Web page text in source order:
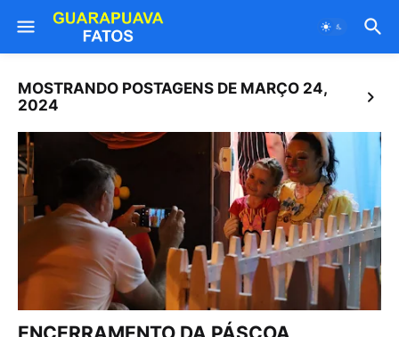
MOSTRANDO POSTAGENS DE MARÇO 24,
2024